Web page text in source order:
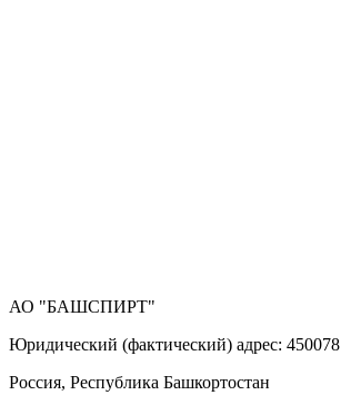
АО "БАШСПИРТ"
Юридический (фактический) адрес: 450078
Россия, Республика Башкортостан